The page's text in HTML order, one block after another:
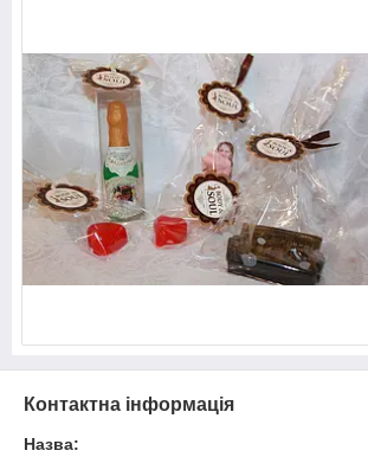
Контактна інформація
Назва: